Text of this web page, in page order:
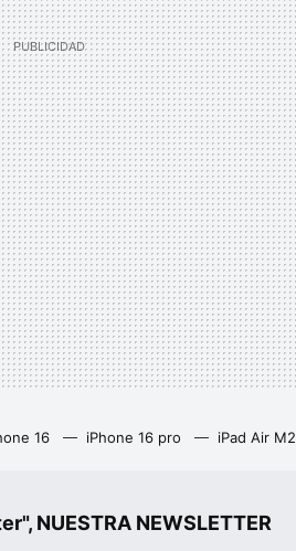
16 iPhone 16 pro iPad Air
NUESTRA NEWSLETTER